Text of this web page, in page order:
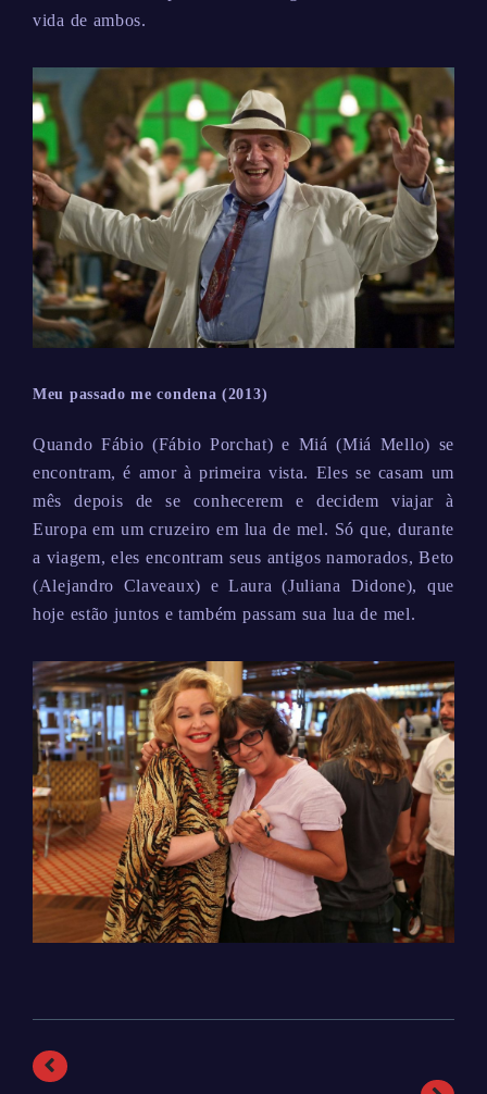
vida de ambos.
Meu passado me condena (2013)
Quando Fábio (Fábio Porchat) e Miá (Miá Mello) se
encontram, é amor à primeira vista. Eles se casam um
mês depois de se conhecerem e decidem viajar à
Europa em um cruzeiro em lua de mel. Só que, durante
a viagem, eles encontram seus antigos namorados, Beto
(Alejandro Claveaux) e Laura (Juliana Didone), que
hoje estão juntos e também passam sua lua de mel.